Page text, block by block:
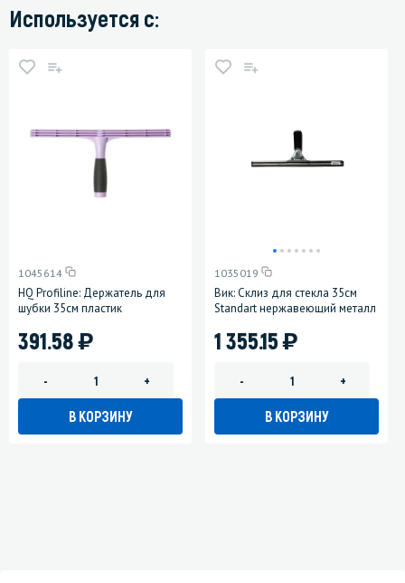
Используется с:
1045614
HQ Profiline: Держатель для
шубки 35см пластик
391.58)
- +
В КОРЗИНУ
1035019
Вик: Склиз для стекла 35см
Standart нержавеющий металл
1 355.15)
- +
В КОРЗИНУ